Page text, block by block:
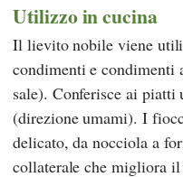
Utilizzo in cucina
Il lievito nobile viene
condimenti e condimenti
sale). Conferisce ai piatti
(direzione umami). I
delicato, da nocciola a
collaterale che migliora il